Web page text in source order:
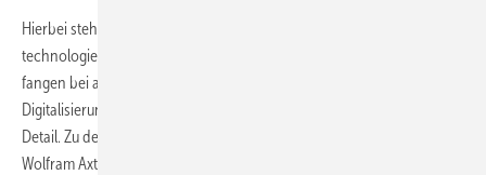
Hierbei steht der Wissens- und Erfahrungsaustausch speziell zu
technologierelevaten Fragen im Vordergrund. Die Hauptthemen
fangen bei allgemeinen Technologiefragen an und gehen zu
Digitalisierung, Forschung CMS, Betrieb und Cyber Security bis ins
Detail. Zu den Referentinnen und Referenten gehören unter anderem
Wolfram Axthelm (Geschäftsführer Bundesverband Windenergie),